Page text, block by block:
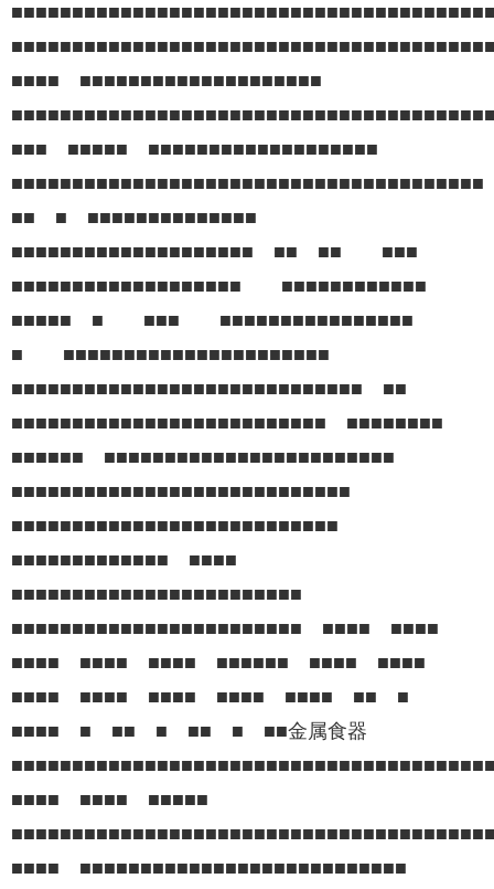
■■■■ ■■■■■■■■■■■■■■■■■■■■
■■■ ■■■■■ ■■■■■■■■■■■■■■■■■■■
■■ ■ ■■■■■■■■■■■■■■
■■■■■■■■■■■■■■■■■■■■ ■■ ■■ ■■■
■■■■■■■■■■■■■■■■■■■ ■■■■■■■■■■■■
■■■■■ ■ ■■■ ■■■■■■■■■■■■■■■■
■ ■■■■■■■■■■■■■■■■■■■■■■
■■■■■■■■■■■■■■■■■■■■■■■■■■■■■ ■■
■■■■■■■■■■■■■■■■■■■■■■■■■■ ■■■■■■■■
■■■■■■ ■■■■■■■■■■■■■■■■■■■■■■■■
■■■■■■■■■■■■■■■■■■■■■■■■■■■■
■■■■■■■■■■■■■■■■■■■■■■■■■■■
■■■■■■■■■■■■■ ■■■■
■■■■■■■■■■■■■■■■■■■■■■■■
■■■■■■■■■■■■■■■■■■■■■■■■ ■■■■ ■■■■
■■■■ ■■■■ ■■■■ ■■■■■■ ■■■■ ■■■■
■■■■ ■■■■ ■■■■ ■■■■ ■■■■ ■■ ■
■■■■ ■ ■■ ■ ■■ ■ ■■金属食器
■■■■ ■■■■ ■■■■■
■■■■ ■■■■■■■■■■■■■■■■■■■■■■■■■■■